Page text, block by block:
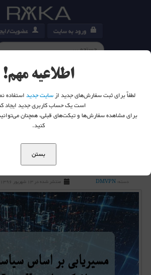
ورود به سایت عضویت/
کارت خرید
شما اینجا هستید:خانه وبلاگ
DMVPN
Dual HUB Single DMVPN
دسته:DMVPN منتشر شده در 13 شهریور 1396
اطلاعیه مهم!
لطفاً برای ثبت سفارش‌های جدید ازسایت جدیداستفاده
است یک حساب کاربری جدید ایجاد
برای مشاهده سفارش‌ها و تیکت‌های قبلی، همچنان
کنید.
بستن